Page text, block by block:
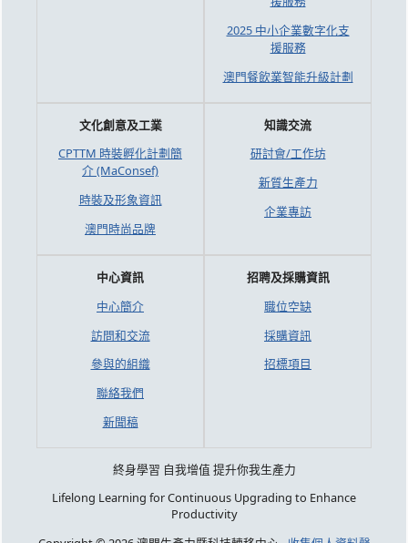
2025 中小企業數字化支
援服務
澳門餐飲業智能升級計劃
文化創意及工業
CPTTM 時裝孵化計劃簡
介 (MaConsef)
時裝及形象資訊
澳門時尚品牌
知識交流
研討會/工作坊
新質生產力
企業專訪
中心資訊
中心簡介
訪問和交流
參與的組織
聯絡我們
新聞稿
招聘及採購資訊
職位空缺
採購資訊
招標項目
終身學習 自我增值 提升你我生產力
Lifelong Learning for Continuous Upgrading to Enhance
Productivity